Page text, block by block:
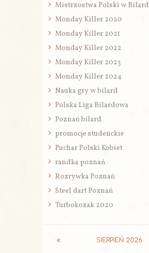
Mistrzostwa Polski w Bilard
Monday Killer 2020
Monday Killer 2021
Monday Killer 2022
Monday Killer 2023
Monday Killer 2024
Nauka gry w bilard
Polska Liga Bilardowa
Poznań bilard
promocje studenckie
Puchar Polski Kobiet
randka poznań
Rozrywka Poznań
Steel dart Poznań
Turbokozak 2020
SIERPIEŃ 2026